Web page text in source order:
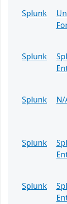
Splunk
Splunk
Splunk
N/
Splunk
Splunk